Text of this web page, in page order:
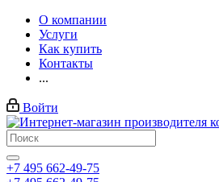
О компании
Услуги
Как купить
Контакты
...
Войти
+7 495 662-49-75